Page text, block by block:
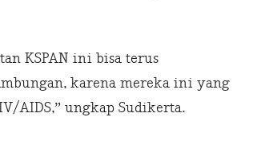
KSPAN ini bisa terus
karena mereka ini yang
AIDS,” ungkap Sudikerta.